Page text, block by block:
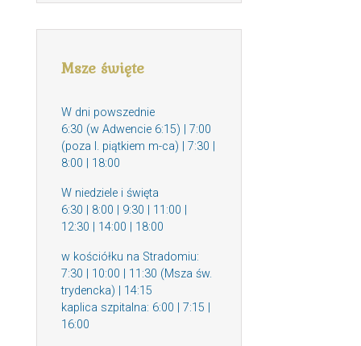
Msze święte
W dni powszednie
6:30 (w Adwencie 6:15) | 7:00
(poza I. piątkiem m-ca) | 7:30 |
8:00 | 18:00
W niedziele i święta
6:30 | 8:00 | 9:30 | 11:00 |
12:30 | 14:00 | 18:00
w kościółku na Stradomiu:
7:30 | 10:00 | 11:30 (Msza św.
trydencka) | 14:15
kaplica szpitalna: 6:00 | 7:15 |
16:00